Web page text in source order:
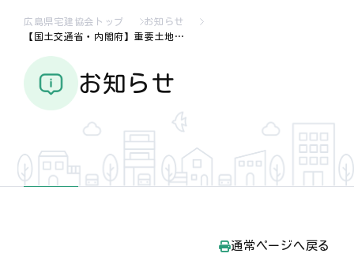
広島県宅建協会トップ
お知らせ
【国土交通省・内閣府】重要土地…
お知らせ
通常ページへ戻る